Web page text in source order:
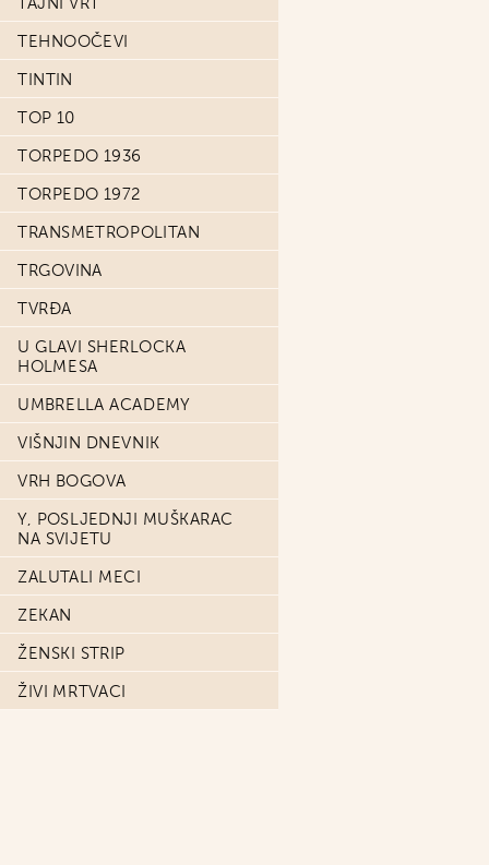
TEHNOOČEVI
TINTIN
TOP 10
TORPEDO 1936
TORPEDO 1972
TRANSMETROPOLITAN
TRGOVINA
TVRĐA
U GLAVI SHERLOCKA
HOLMESA
UMBRELLA ACADEMY
VIŠNJIN DNEVNIK
VRH BOGOVA
Y, POSLJEDNJI MUŠKARAC
NA SVIJETU
ZALUTALI MECI
ZEKAN
ŽENSKI STRIP
ŽIVI MRTVACI